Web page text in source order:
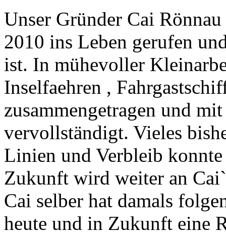
Unser Gründer Cai
2010 ins Leben gerufen
ist. In mühevoller
Inselfaehren ,
zusammengetragen und
vervollständigt. Vieles
Linien und Verbleib
Zukunft wird weiter an
Cai selber hat damals
heute und in Zukunft eine